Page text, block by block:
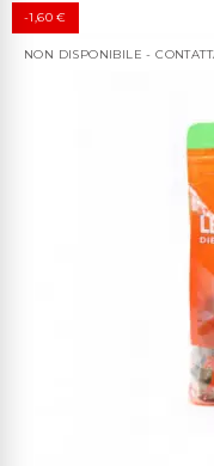
-1,60 €
NON DISPONIBILE -